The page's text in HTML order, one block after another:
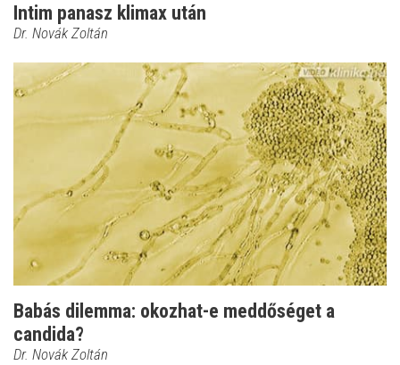
Intim panasz klimax után
Dr. Novák Zoltán
Babás dilemma: okozhat-e meddőséget a
candida?
Dr. Novák Zoltán